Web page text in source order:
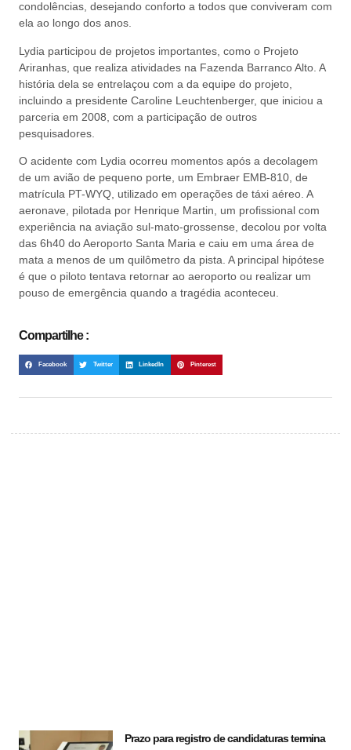
condolências, desejando conforto a todos que conviveram com
ela ao longo dos anos.
Lydia participou de projetos importantes, como o Projeto
Ariranhas, que realiza atividades na Fazenda Barranco Alto. A
história dela se entrelaçou com a da equipe do projeto,
incluindo a presidente Caroline Leuchtenberger, que iniciou a
parceria em 2008, com a participação de outros
pesquisadores.
O acidente com Lydia ocorreu momentos após a decolagem
de um avião de pequeno porte, um Embraer EMB-810, de
matrícula PT-WYQ, utilizado em operações de táxi aéreo. A
aeronave, pilotada por Henrique Martin, um profissional com
experiência na aviação sul-mato-grossense, decolou por volta
das 6h40 do Aeroporto Santa Maria e caiu em uma área de
mata a menos de um quilômetro da pista. A principal hipótese
é que o piloto tentava retornar ao aeroporto ou realizar um
pouso de emergência quando a tragédia aconteceu.
Compartilhe :
Facebook Twitter LinkedIn Pinterest
Prazo para registro de candidaturas termina